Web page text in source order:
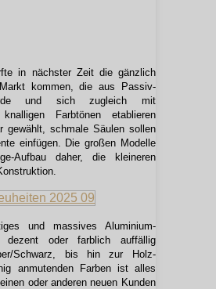
in nächster Zeit die gänzlich
kommen, die aus Passiv-
und sich zugleich mit
Farbtönen etablieren
gewählt, schmale Säulen sollen
einfügen. Die großen Modelle
Aufbau daher, die kleineren
und massives Aluminium-
dezent oder farblich auffällig
Schwarz, bis hin zur Holz-
anmutenden Farben ist alles
oder anderen neuen Kunden